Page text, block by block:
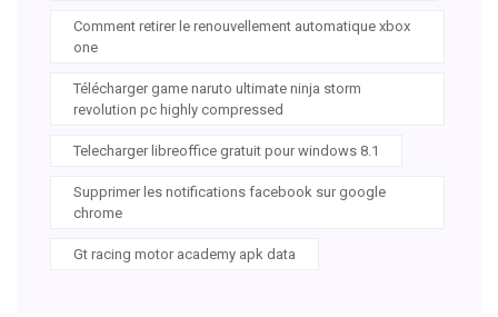
Comment retirer le renouvellement automatique xbox
one
Télécharger game naruto ultimate ninja storm
revolution pc highly compressed
Telecharger libreoffice gratuit pour windows 8.1
Supprimer les notifications facebook sur google
chrome
Gt racing motor academy apk data